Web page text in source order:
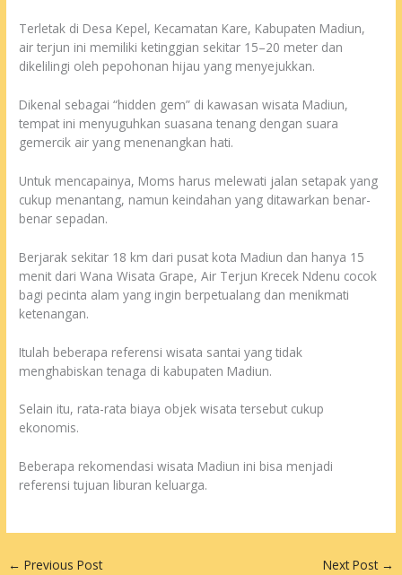
Terletak di Desa Kepel, Kecamatan Kare, Kabupaten Madiun,
air terjun ini memiliki ketinggian sekitar 15–20 meter dan
dikelilingi oleh pepohonan hijau yang menyejukkan.
Dikenal sebagai “hidden gem” di kawasan wisata Madiun,
tempat ini menyuguhkan suasana tenang dengan suara
gemercik air yang menenangkan hati.
Untuk mencapainya, Moms harus melewati jalan setapak yang
cukup menantang, namun keindahan yang ditawarkan benar-
benar sepadan.
Berjarak sekitar 18 km dari pusat kota Madiun dan hanya 15
menit dari Wana Wisata Grape, Air Terjun Krecek Ndenu cocok
bagi pecinta alam yang ingin berpetualang dan menikmati
ketenangan.
Itulah beberapa referensi wisata santai yang tidak
menghabiskan tenaga di kabupaten Madiun.
Selain itu, rata-rata biaya objek wisata tersebut cukup
ekonomis.
Beberapa rekomendasi wisata Madiun ini bisa menjadi
referensi tujuan liburan keluarga.
← Previous Post Next Post →